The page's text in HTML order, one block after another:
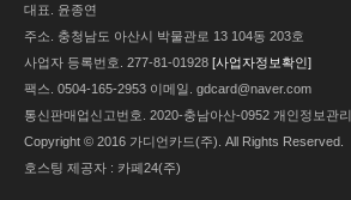
대표.
윤종연
주소.
충청남도 아산시 박물관로 13 104동 203호
사업자 등록번호. 277-81-01928 [사업자정보확인]
팩스. 0504-165-2953 이메일. gdcard@naver.com
통신판매업신고번호. 2020-충남아산-0952 개인정보관
Copyright © 2016 가디언카드(주). All Rights Reserved.
호스팅 제공자 : 카페24(주)